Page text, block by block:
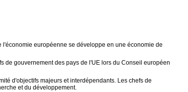
européenne se développe en une économie de
de gouvernement des pays de l'UE lors du Conseil européen
d'objectifs majeurs et interdépendants. Les chefs de
et du développement.